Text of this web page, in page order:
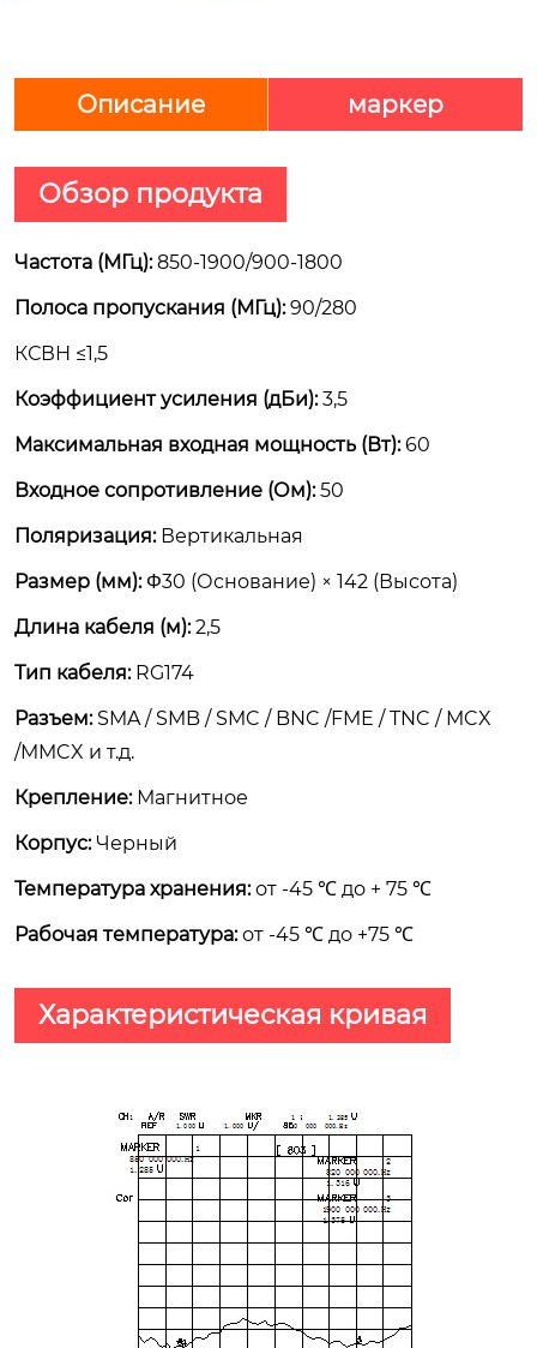
Описание маркер
Обзор продукта
Частота (МГц):850-1900/900-1800
Полоса пропускания (МГц):90/280
КСВН ≤1,5
Коэффициент усиления (дБи):3,5
Максимальная входная мощность (Вт):60
Входное сопротивление (Ом):50
Поляризация:Вертикальная
Размер (мм):Φ30 (Основание) × 142 (Высота)
Длина кабеля (м):2,5
Тип кабеля:RG174
Разъем:SMA / SMB / SMC / BNC /FME / TNC / MCX
/MMCX и т.д.
Крепление:Магнитное
Корпус:Черный
Температура хранения:от -45 ℃ до + 75 ℃
Рабочая температура:от -45 ℃ до +75 ℃
Характеристическая кривая